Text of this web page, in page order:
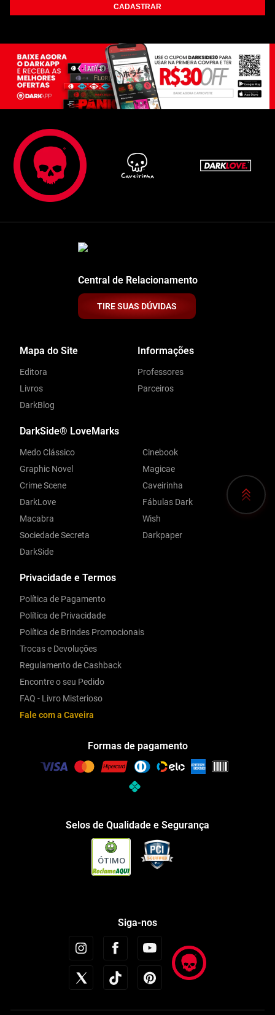
CADASTRAR
Central de Relacionamento
TIRE SUAS DÚVIDAS
Privacidade e Termos
Política de Pagamento
Política de Privacidade
Política de Brindes Promocionais
Trocas e Devoluções
Regulamento de Cashback
Encontre o seu Pedido
FAQ - Livro Misterioso
Fale com a Caveira
Mapa do Site
Editora
Livros
DarkBlog
Informações
Professores
Parceiros
DarkSide® LoveMarks
Medo Clássico
Graphic Novel
Crime Scene
DarkLove
Macabra
Sociedade Secreta
DarkSide
Cinebook
Magicae
Caveirinha
Fábulas Dark
Wish
Darkpaper
Formas de pagamento
Selos de Qualidade e Segurança
ÓTIMO
Siga-nos